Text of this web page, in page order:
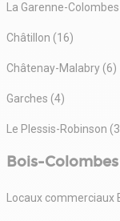
La Garenne-
Châtillon (16)
Châtenay-Malabry (6)
Garches (4)
Le Plessis-Robinson
Bois-
Locaux commerciaux